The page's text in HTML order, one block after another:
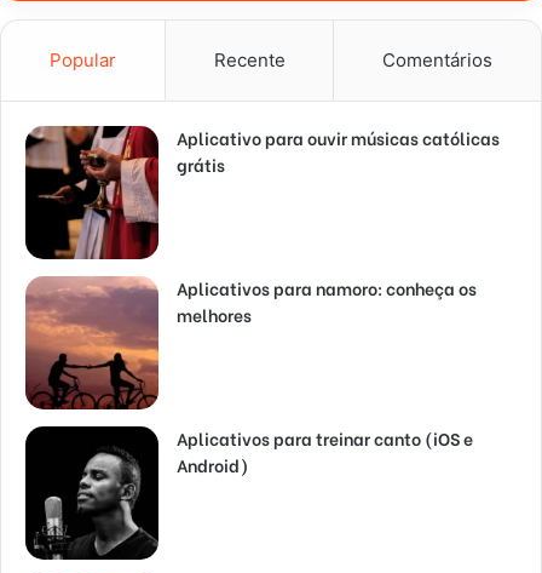
Popular Recente Comentários
Aplicativo para ouvir músicas católicas
grátis
Aplicativos para namoro: conheça os
melhores
Aplicativos para treinar canto (iOS e
Android)